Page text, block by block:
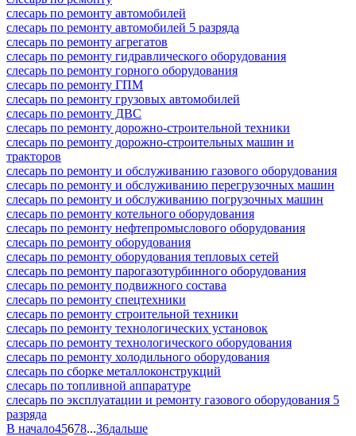
слесарь по ремонту автомобилей
слесарь по ремонту автомобилей 5 разряда
слесарь по ремонту агрегатов
слесарь по ремонту гидравлического оборудования
слесарь по ремонту горного оборудования
слесарь по ремонту ГПМ
слесарь по ремонту грузовых автомобилей
слесарь по ремонту ДВС
слесарь по ремонту дорожно-строительной техники
слесарь по ремонту дорожно-строительных машин и
тракторов
слесарь по ремонту и обслуживанию газового оборудования
слесарь по ремонту и обслуживанию перегрузочных машин
слесарь по ремонту и обслуживанию погрузочных машин
слесарь по ремонту котельного оборудования
слесарь по ремонту нефтепромыслового оборудования
слесарь по ремонту оборудования
слесарь по ремонту оборудования тепловых сетей
слесарь по ремонту парогазотурбинного оборудования
слесарь по ремонту подвижного состава
слесарь по ремонту спецтехники
слесарь по ремонту строительной техники
слесарь по ремонту технологических установок
слесарь по ремонту технологического оборудования
слесарь по ремонту холодильного оборудования
слесарь по сборке металлоконструкций
слесарь по топливной аппаратуре
слесарь по эксплуатации и ремонту газового оборудования 5
разряда
В начало45678...36дальше